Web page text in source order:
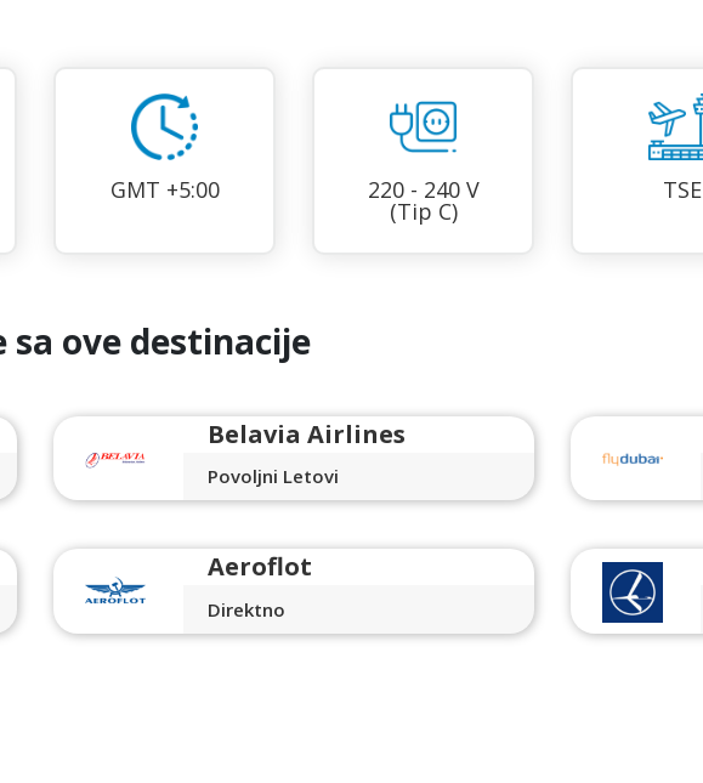
GMT +5:00 220 - 240 V
(Tip C)
TSE
ove destinacije
Belavia Airlines
Povoljni Letovi
Aeroflot
Direktno